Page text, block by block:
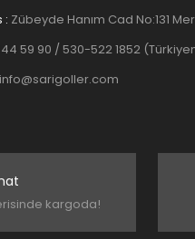
: Zübeyde Hanım Cad No:131
59 90 / 530-522 1852
info@sarigoller.com
kargoda!